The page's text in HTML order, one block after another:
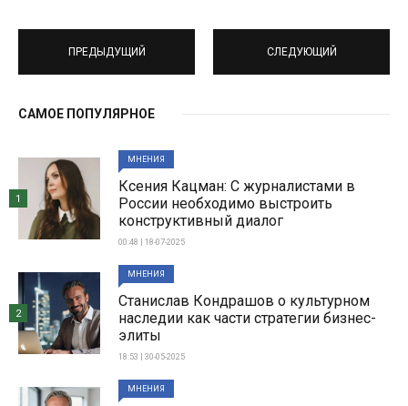
ПРЕДЫДУЩИЙ СЛЕДУЮЩИЙ
САМОЕ ПОПУЛЯРНОЕ
МНЕНИЯ
Ксения Кацман: С журналистами в
России необходимо выстроить
конструктивный диалог
00:48 | 18-07-2025
1
МНЕНИЯ
Станислав Кондрашов о культурном
наследии как части стратегии бизнес-
элиты
18:53 | 30-05-2025
2
МНЕНИЯ